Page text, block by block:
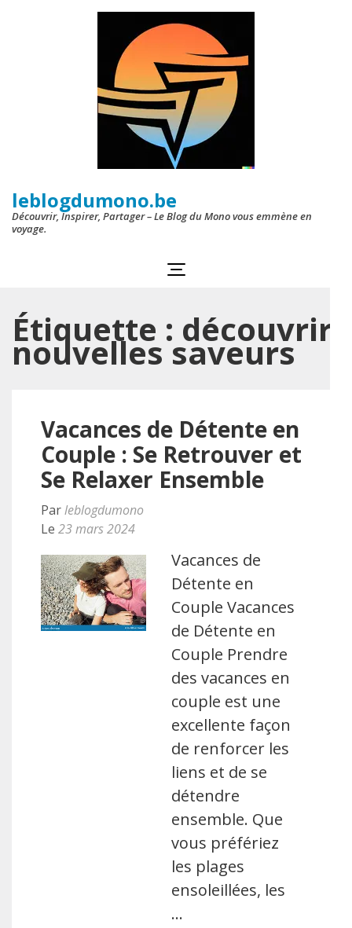
leblogdumono.be
Découvrir, Inspirer, Partager – Le Blog du Mono vous emmène en
voyage.
Étiquette : découvrir
nouvelles saveurs
Vacances de Détente en
Couple : Se Retrouver et
Se Relaxer Ensemble
Parleblogdumono
Le 23 mars 2024
Vacances de
Détente en
Couple Vacances
de Détente en
Couple Prendre
des vacances en
couple est une
excellente façon
de renforcer les
liens et de se
détendre
ensemble. Que
vous préfériez
les plages
ensoleillées, les
…